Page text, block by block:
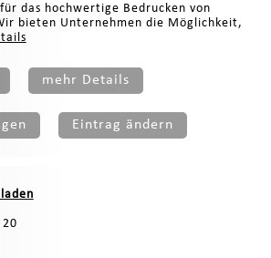
das hochwertige Bedrucken von
bieten Unternehmen die Möglichkeit,
mehr Details
Eintrag ändern